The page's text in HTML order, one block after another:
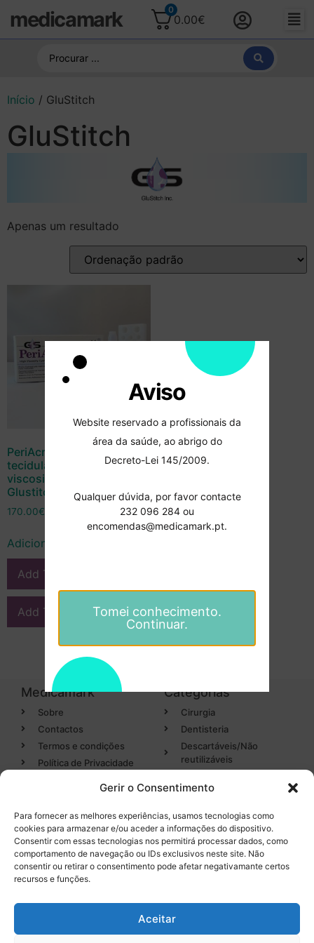
Gerir o Consentimento
Para fornecer as melhores experiências, usamos tecnologias como
cookies para armazenar e/ou aceder a informações do dispositivo.
Consentir com essas tecnologias nos permitirá processar dados, como
comportamento de navegação ou IDs exclusivos neste site. Não
consentir ou retirar o consentimento pode afetar negativamante certos
recursos e funções.
Aceitar
medicamark 0
0.00€
Início / GluStitch
GluStitch
Apenas um resultado
PeriAcryl – Adesivo
tecidular de alta
viscosidade 5mL –
Glustitch
170.00€
Adicionar
Add To Compare
Add To Wishlist
Medicamark
Sobre
Contactos
Termos e condições
Política de Privacidade
Categorias
Cirurgia
Dentisteria
Descartáveis/Não
reutilizáveis
Desinfectantes
Categorias
Endodontia
Higiene Oral
Entregas em 24h
de produtos em stock
nacional)
Aviso
Website reservado a profissionais da
área da saúde, ao abrigo do
Decreto-Lei 145/2009.
Qualquer dúvida, por favor contacte
232 096 284 ou
encomendas@medicamark.pt.
Tomei conhecimento.
Continuar.